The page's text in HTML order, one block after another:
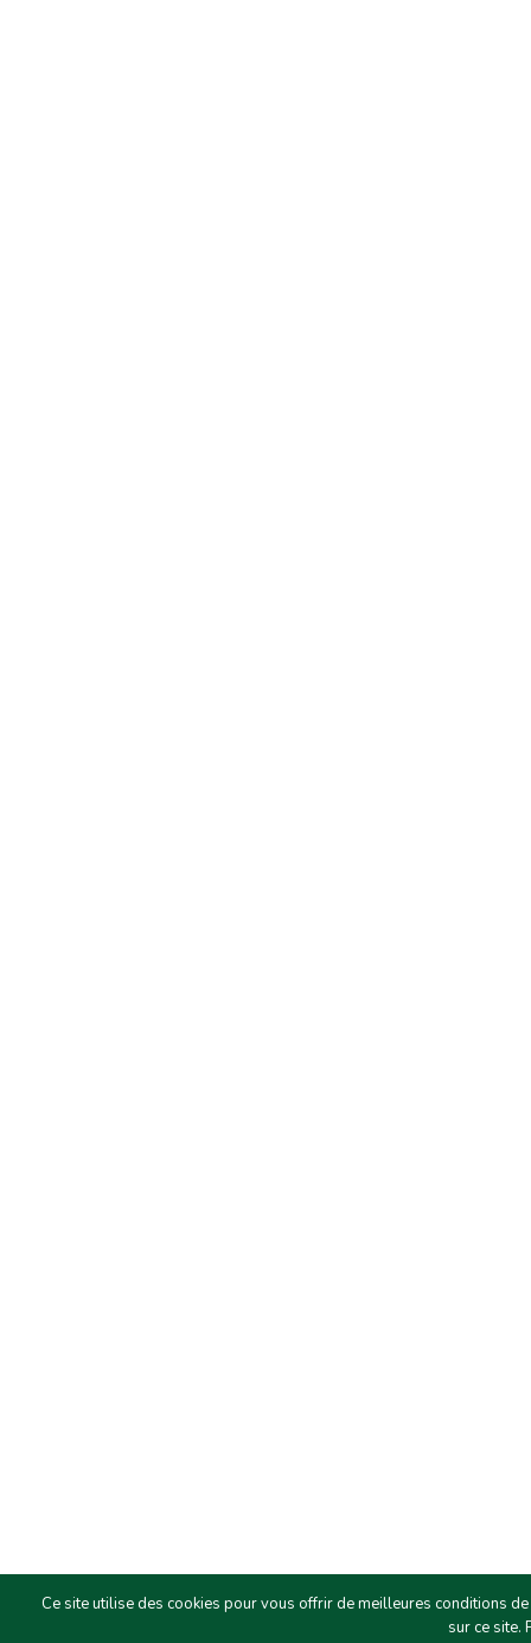
Ce site utilise des cookies pour vous offrir de meilleures conditions
sur ce site.